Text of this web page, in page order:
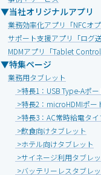
▼当社オリジナルアプリ
業務効率化アプリ「NFCオプ
サポート支援アプリ「ログ
MDMアプリ「Tablet Control
▼特集ページ
業務用タブレット
>特長1：USB Type-Aポー
>特長2：microHDMIポー
>特長3：AC常時給電タイ
>飲食向けタブレット
>ホテル向けタブレット
>サイネージ利用タブレ
>バッテリーレスタブレ